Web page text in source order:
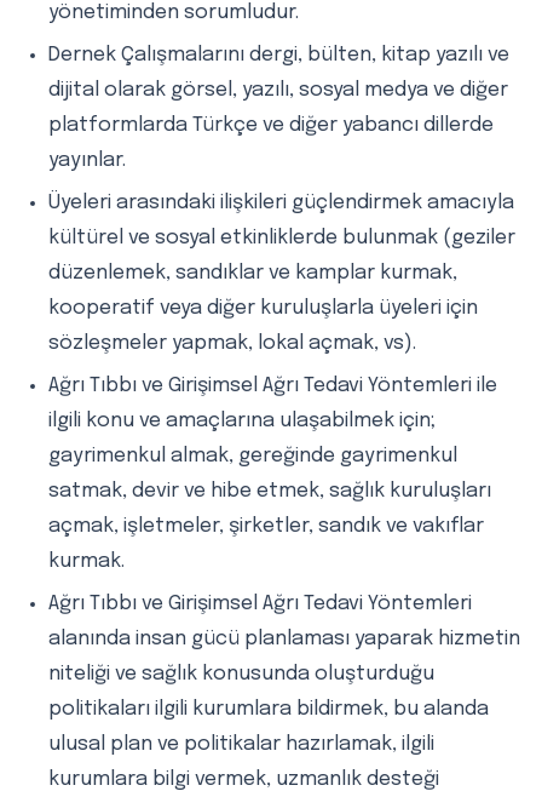
yönetiminden sorumludur.
Dernek Çalışmalarını dergi, bülten, kitap yazılı ve
dijital olarak görsel, yazılı, sosyal medya ve diğer
platformlarda Türkçe ve diğer yabancı dillerde
yayınlar.
Üyeleri arasındaki ilişkileri güçlendirmek amacıyla
kültürel ve sosyal etkinliklerde bulunmak (geziler
düzenlemek, sandıklar ve kamplar kurmak,
kooperatif veya diğer kuruluşlarla üyeleri için
sözleşmeler yapmak, lokal açmak, vs).
Ağrı Tıbbı ve Girişimsel Ağrı Tedavi Yöntemleri ile
ilgili konu ve amaçlarına ulaşabilmek için;
gayrimenkul almak, gereğinde gayrimenkul
satmak, devir ve hibe etmek, sağlık kuruluşları
açmak, işletmeler, şirketler, sandık ve vakıflar
kurmak.
Ağrı Tıbbı ve Girişimsel Ağrı Tedavi Yöntemleri
alanında insan gücü planlaması yaparak hizmetin
niteliği ve sağlık konusunda oluşturduğu
politikaları ilgili kurumlara bildirmek, bu alanda
ulusal plan ve politikalar hazırlamak, ilgili
kurumlara bilgi vermek, uzmanlık desteği